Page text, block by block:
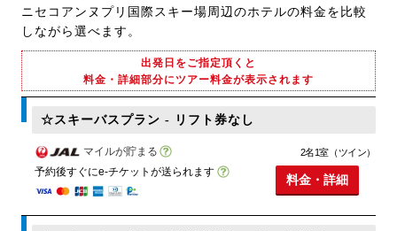
ニセコアンヌプリ国際スキー場周辺のホテルの料金を比較
しながら選べます。
出発日をご指定頂くと
料金・詳細部分にツアー料金が表示されます
☆スキーバスプラン - リフト券なし
マイルが貯まる
予約後すぐにe-チケットが送られます
2名1室（ツイン）
料金・詳細